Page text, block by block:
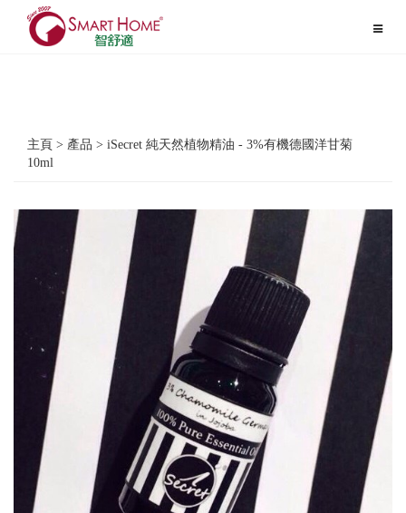
Toggle
主頁 > 產品 > iSecret 純天然植物精油 - 3%有機德國洋甘菊
10ml